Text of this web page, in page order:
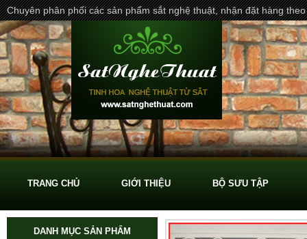
Chuyên phân phối các sản phẩm sắt nghệ thuật, nhận đặt hàng
TRANG CHỦ GIỚI THIỆU BỘ SƯU TẬP
DANH MỤC SẢN PHẨM